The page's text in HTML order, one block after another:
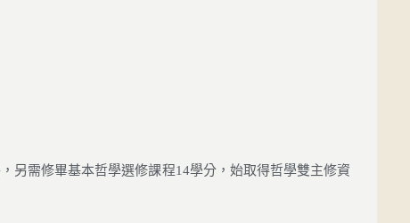
另需修畢基本哲學選修課程14學分，始取得哲學雙主修資